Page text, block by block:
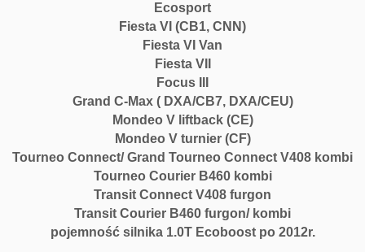
Ecosport
Fiesta VI (CB1, CNN)
Fiesta VI Van
Fiesta VII
Focus III
Grand C-Max ( DXA/CB7, DXA/CEU)
Mondeo V liftback (CE)
Mondeo V turnier (CF)
Tourneo Connect/ Grand Tourneo Connect V408 kombi
Tourneo Courier B460 kombi
Transit Connect V408 furgon
Transit Courier B460 furgon/ kombi
pojemność silnika 1.0T Ecoboost po 2012r.